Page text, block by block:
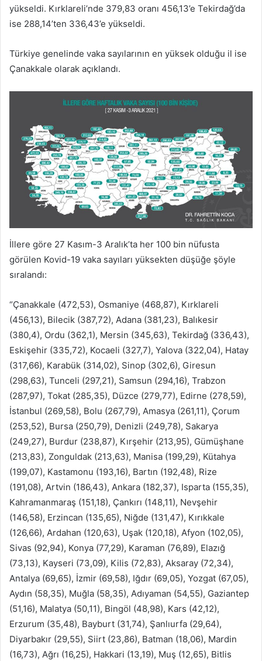
yükseldi. Kırklareli’nde 379,83 oranı 456,13’e Tekirdağ’da
ise 288,14’ten 336,43’e yükseldi.
Türkiye genelinde vaka sayılarının en yüksek olduğu il ise
Çanakkale olarak açıklandı.
İllere göre 27 Kasım-3 Aralık’ta her 100 bin nüfusta
görülen Kovid-19 vaka sayıları yüksekten düşüğe şöyle
sıralandı:
“Çanakkale (472,53), Osmaniye (468,87), Kırklareli
(456,13), Bilecik (387,72), Adana (381,23), Balıkesir
(380,4), Ordu (362,1), Mersin (345,63), Tekirdağ (336,43),
Eskişehir (335,72), Kocaeli (327,7), Yalova (322,04), Hatay
(317,66), Karabük (314,02), Sinop (302,6), Giresun
(298,63), Tunceli (297,21), Samsun (294,16), Trabzon
(287,97), Tokat (285,35), Düzce (279,77), Edirne (278,59),
İstanbul (269,58), Bolu (267,79), Amasya (261,11), Çorum
(253,52), Bursa (250,79), Denizli (249,78), Sakarya
(249,27), Burdur (238,87), Kırşehir (213,95), Gümüşhane
(213,83), Zonguldak (213,63), Manisa (199,29), Kütahya
(199,07), Kastamonu (193,16), Bartın (192,48), Rize
(191,08), Artvin (186,43), Ankara (182,37), Isparta (155,35),
Kahramanmaraş (151,18), Çankırı (148,11), Nevşehir
(146,58), Erzincan (135,65), Niğde (131,47), Kırıkkale
(126,66), Ardahan (120,63), Uşak (120,18), Afyon (102,05),
Sivas (92,94), Konya (77,29), Karaman (76,89), Elazığ
(73,13), Kayseri (73,09), Kilis (72,83), Aksaray (72,34),
Antalya (69,65), İzmir (69,58), Iğdır (69,05), Yozgat (67,05),
Aydın (58,35), Muğla (58,35), Adıyaman (54,55), Gaziantep
(51,16), Malatya (50,11), Bingöl (48,98), Kars (42,12),
Erzurum (35,48), Bayburt (31,74), Şanlıurfa (29,64),
Diyarbakır (29,55), Siirt (23,86), Batman (18,06), Mardin
(16,73), Ağrı (16,25), Hakkari (13,19), Muş (12,65), Bitlis